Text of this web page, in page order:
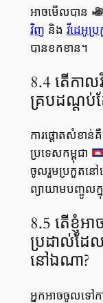
អាចមើលបាន
វិញ និង វីដេអូប្រ
បានខកខាន។
8.4 តើកា
គ្របដណ្តប់ត
ការផ្តោតសំខា
ប្រទេសកម្ពុជា
ចូលរួមប្រកួតនៅ
ព្យាយាមបញ្ចូលក្
8.5 តើខ្ញុំអ
ប្រដាល់ដែ
នៅឯណា?
អ្នកអាចចូលទៅក